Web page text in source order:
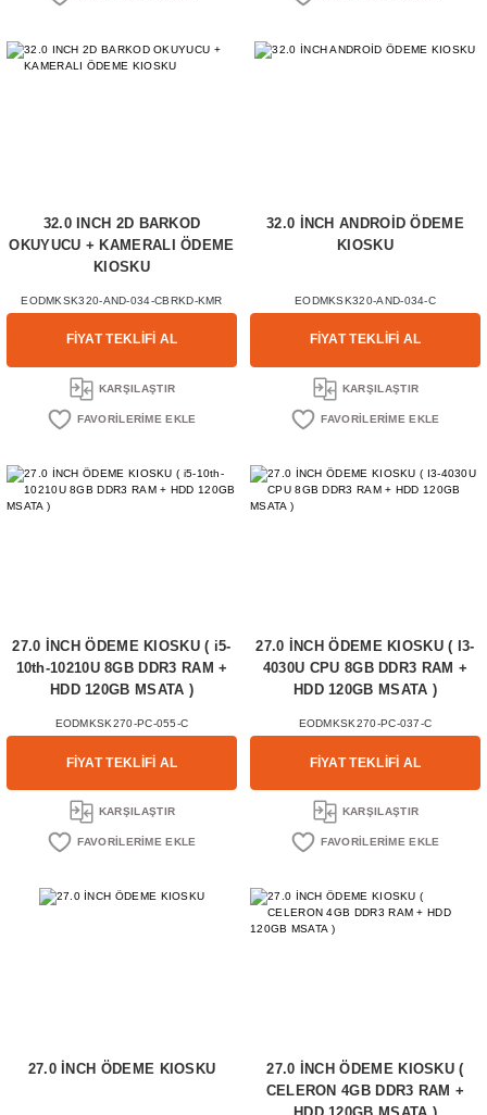
32.0 INCH 2D BARKOD
OKUYUCU + KAMERALI ÖDEME
KIOSKU
EODMKSK320-AND-034-CBRKD-KMR
FİYAT TEKLİFİ AL
KARŞILAŞTIR
32.0 İNCH ANDROİD ÖDEME
KIOSKU
EODMKSK320-AND-034-C
FİYAT TEKLİFİ AL
KARŞILAŞTIR
27.0 İNCH ÖDEME KIOSKU ( i5-
10th-10210U 8GB DDR3 RAM +
HDD 120GB MSATA )
EODMKSK270-PC-055-C
FİYAT TEKLİFİ AL
KARŞILAŞTIR
27.0 İNCH ÖDEME KIOSKU ( I3-
4030U CPU 8GB DDR3 RAM +
HDD 120GB MSATA )
EODMKSK270-PC-037-C
FİYAT TEKLİFİ AL
KARŞILAŞTIR
27.0 İNCH ÖDEME KIOSKU
27.0 İNCH ÖDEME KIOSKU (
CELERON 4GB DDR3 RAM +